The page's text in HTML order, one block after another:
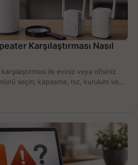
Karşılaştırması Nasıl
ile eviniz veya ofisiniz
seçin; kapsama, hız, kurulum ve